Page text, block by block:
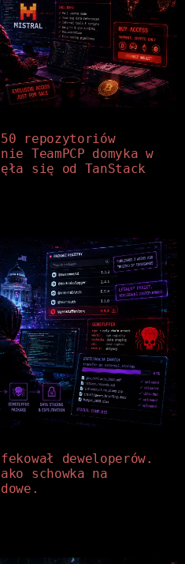
repozytoriów
TeamPCP domyka w
się od TanStack
deweloperów.
schowka na